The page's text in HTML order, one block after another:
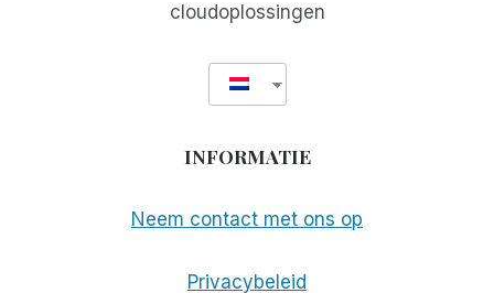
cloudoplossingen
INFORMATIE
Neem contact met ons op
Privacybeleid